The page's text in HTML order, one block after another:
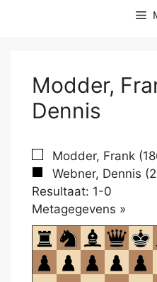
Modder,
Dennis
Modder, Frank
Webner, Dennis
Resultaat: 1-0
Metagegevens »
om
te